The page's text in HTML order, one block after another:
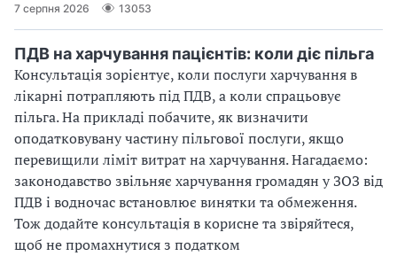
7 серпня 2026 13053
ПДВ на харчування пацієнтів: коли діє пільга
Консультація зорієнтує, коли послуги харчування в
лікарні потрапляють під ПДВ, а коли спрацьовує
пільга. На прикладі побачите, як визначити
оподатковувану частину пільгової послуги, якщо
перевищили ліміт витрат на харчування. Нагадаємо:
законодавство звільняє харчування громадян у ЗОЗ від
ПДВ і водночас встановлює винятки та обмеження.
Тож додайте консультація в корисне та звіряйтеся,
щоб не промахнутися з податком